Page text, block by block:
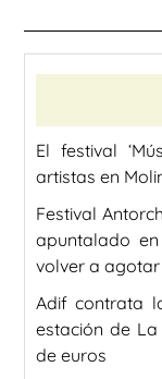
El festival
artistas en
Festival
apuntalado
volver a
Adif contrata
estación de
de euros